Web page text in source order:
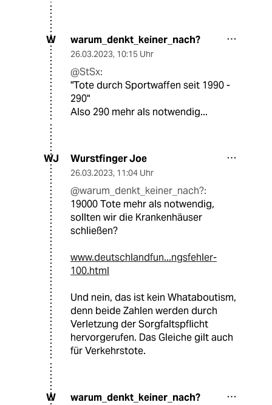
W warum_denkt_keiner_nach?
26.03.2023, 10:15 Uhr
@StSx:
"Tote durch Sportwaffen seit 1990 -
290"
Also 290 mehr als notwendig...
WJ Wurstfinger Joe
26.03.2023, 11:04 Uhr
@warum_denkt_keiner_nach?:
19000 Tote mehr als notwendig,
sollten wir die Krankenhäuser
schließen?
www.deutschlandfun...ngsfehler-
100.html
Und nein, das ist kein Whataboutism,
denn beide Zahlen werden durch
Verletzung der Sorgfaltspflicht
hervorgerufen. Das Gleiche gilt auch
für Verkehrstote.
W warum_denkt_keiner_nach?